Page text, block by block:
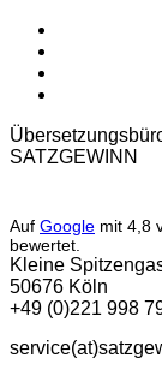
SATZGEWINN
Auf Google mit 4,8
bewertet.
Kleine
50676 Köln
+49 (0)221 998